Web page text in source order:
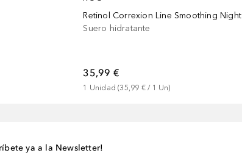
Retinol Correxion Line Smoothing Night
Suero hidratante
35,99 €
1 Unidad (35,99 € / 1 Un)
ya a la Newsletter!